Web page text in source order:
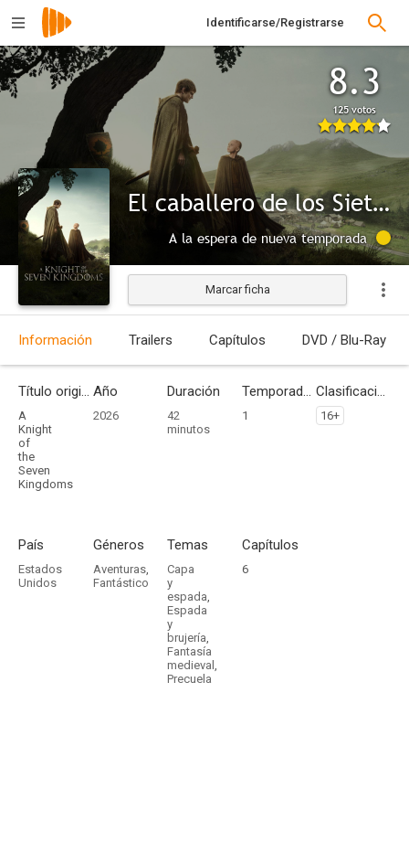
Identificarse/Registrarse
8.3
125 votos
El caballero de los Siete Reinos
A la espera de nueva temporada
Marcar ficha
Información Trailers Capítulos DVD / Blu-Ray
Título original
A
Knight
of
the
Seven
Kingdoms
Año
2026
Duración
42
minutos
Temporadas
1
Clasificación por edades
16+
País
Estados
Unidos
Géneros
Aventuras,
Fantástico
Temas
Capa
y
espada,
Espada
y
brujería,
Fantasía
medieval,
Precuela
Capítulos
6